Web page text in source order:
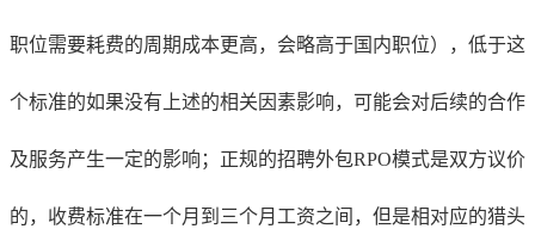
职位需要耗费的周期成本更高，会略高于国内职位），低于这
个标准的如果没有上述的相关因素影响，可能会对后续的合作
及服务产生一定的影响；正规的招聘外包RPO模式是双方议价
的，收费标准在一个月到三个月工资之间，但是相对应的猎头